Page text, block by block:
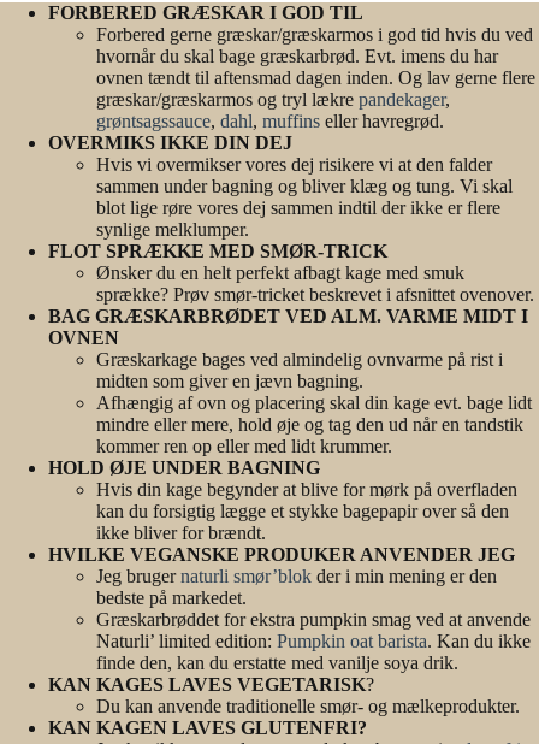
FORBERED GRÆSKAR I GOD TIL
Forbered gerne græskar/græskarmos i god tid hvis du ved
hvornår du skal bage græskarbrød. Evt. imens du har
ovnen tændt til aftensmad dagen inden. Og lav gerne flere
græskar/græskarmos og tryl lækre pandekager,
grøntsagssauce, dahl, muffins eller havregrød.
OVERMIKS IKKE DIN DEJ
Hvis vi overmikser vores dej risikere vi at den falder
sammen under bagning og bliver klæg og tung. Vi skal
blot lige røre vores dej sammen indtil der ikke er flere
synlige melklumper.
FLOT SPRÆKKE MED SMØR-TRICK
Ønsker du en helt perfekt afbagt kage med smuk
sprække? Prøv smør-tricket beskrevet i afsnittet ovenover.
BAG GRÆSKARBRØDET VED ALM. VARME MIDT I
OVNEN
Græskarkage bages ved almindelig ovnvarme på rist i
midten som giver en jævn bagning.
Afhængig af ovn og placering skal din kage evt. bage lidt
mindre eller mere, hold øje og tag den ud når en tandstik
kommer ren op eller med lidt krummer.
HOLD ØJE UNDER BAGNING
Hvis din kage begynder at blive for mørk på overfladen
kan du forsigtig lægge et stykke bagepapir over så den
ikke bliver for brændt.
HVILKE VEGANSKE PRODUKER ANVENDER JEG
Jeg brugernaturli smør’blok der i min mening er den
bedste på markedet.
Græskarbrøddet for ekstra pumpkin smag ved at anvende
Naturli’ limited edition: Pumpkin oat barista. Kan du ikke
finde den, kan du erstatte med vanilje soya drik.
KAN KAGES LAVES VEGETARISK?
Du kan anvende traditionelle smør- og mælkeprodukter.
KAN KAGEN LAVES GLUTENFRI?